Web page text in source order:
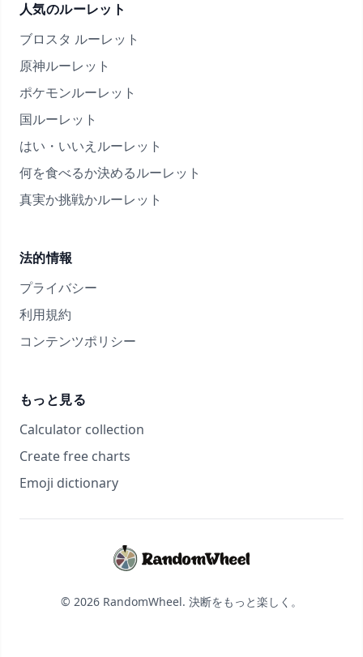
人気のルーレット
ブロスタ ルーレット
原神ルーレット
ポケモンルーレット
国ルーレット
はい・いいえルーレット
何を食べるか決めるルーレット
真実か挑戦かルーレット
法的情報
プライバシー
利用規約
コンテンツポリシー
もっと見る
Calculator collection
Create free charts
Emoji dictionary
© 2026 RandomWheel. 決断をもっと楽しく。